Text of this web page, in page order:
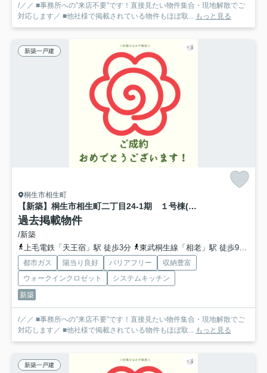
/／／ ■事務所への”来店不要”です！直接見たい物件集合・現地解散でご
対応します／ ■他社様で掲載されている物件もほぼ取...
もっと見る
新築一戸建
桐生市相生町
【新築】桐生市相生町二丁目24-1期 １号棟(全４棟) リナージュ 新築建売分譲
過去掲載物件
/新築
上毛電鉄「天王宿」駅 徒歩3分
東武桐生線「相老」駅 徒歩9分
都市ガス 陽当り良好 バリアフリー
収納豊富
ウォークインクロゼット
システムキッチン
新築
/／／ ■事務所への”来店不要”です！直接見たい物件集合・現地解散でご
対応します／ ■他社様で掲載されている物件もほぼ取...
もっと見る
新築一戸建